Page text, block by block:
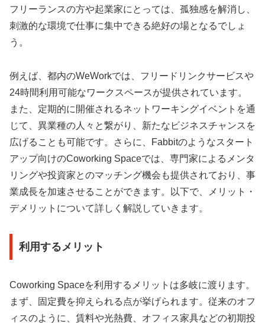
フリーランスの方や起業家にとっては、孤独感を解消し、
刺激的な環境で仕事に集中できる絶好の場となるでしょ
う。
例えば、都内のWeWorkでは、フリードリンクサービスや
24時間利用可能なワークスペースが提供されています。
また、定期的に開催されるネットワーキングイベントを通
じて、異業種の人々と繋がり、新たなビジネスチャンスを
広げることも可能です。さらに、Fabbitのようなスタート
アップ向けのCoworking Spaceでは、専門家によるメンタ
リングや投資家とのマッチング機会も提供されており、事
業成長を加速させることができます。以下で、メリット・
デメリットについて詳しく解説していきます。
利用するメリット
Coworking Spaceを利用するメリットは多岐に渡ります。
まず、固定費を抑えられる点が挙げられます。従来のオフ
ィスのように、賃料や光熱費、オフィス家具などの初期投